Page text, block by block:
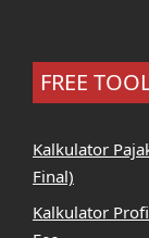
FREE
Kalkulator
Final)
Kalkulator